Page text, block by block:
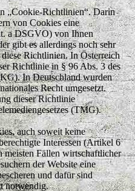
„Cookie-Richtlinien“. Darin
von Cookies eine
a DSGVO) von Ihnen
gibt es allerdings noch sehr
Richtlinien. In Österreich
Richtlinie in § 96 Abs. 3 des
In Deutschland wurden
Recht umgesetzt.
dieser Richtlinie
(TMG).
auch soweit keine
Interessen (Artikel 6
Fällen wirtschaftlicher
der Website eine
und dafür sind
notwendig.